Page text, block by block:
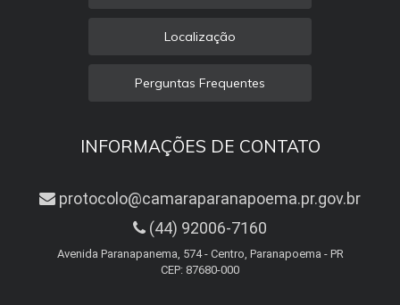
Localização
Perguntas Frequentes
INFORMAÇÕES DE CONTATO
protocolo@camaraparanapoema.pr.gov.br
(44) 92006-7160
Avenida Paranapanema, 574 - Centro, Paranapoema - PR
CEP: 87680-000